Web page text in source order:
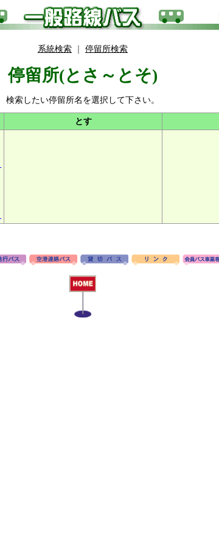
系統検索 停留所検索
停留所(とさ～とそ)
検索したい停留所名を選択して下さい。
とす